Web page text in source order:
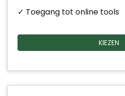
✓ Toegang tot online tools
KIEZEN